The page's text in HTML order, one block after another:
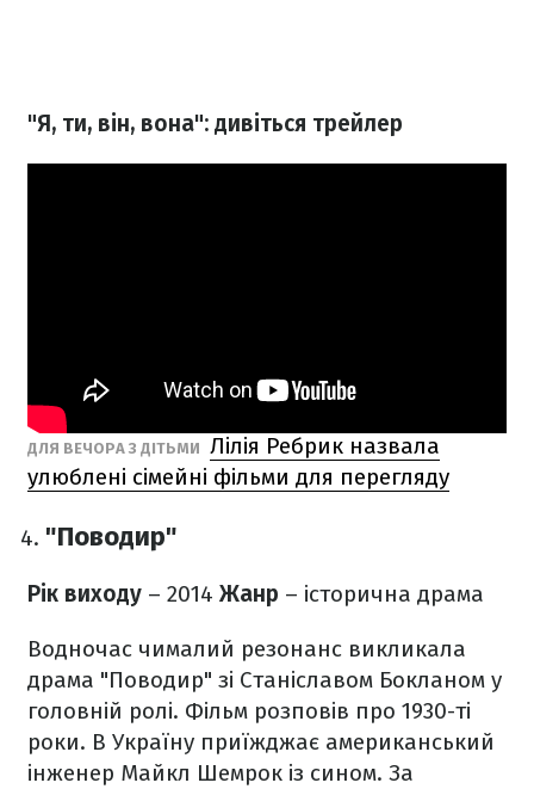
"Я, ти, він, вона": дивіться трейлер
ДЛЯ ВЕЧОРА З ДІТЬМИ Лілія Ребрик назвала
улюблені сімейні фільми для перегляду
"Поводир"
Рік виходу – 2014 Жанр – історична драма
Водночас чималий резонанс викликала
драма "Поводир" зі Станіславом Бокланом у
головній ролі. Фільм розповів про 1930-ті
роки. В Україну приїжджає американський
інженер Майкл Шемрок із сином. За